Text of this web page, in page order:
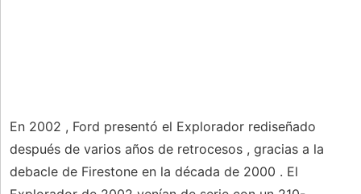
En 2002 , Ford presentó el Explorador rediseñado
después de varios años de retrocesos , gracias a la
debacle de Firestone en la década de 2000 . El